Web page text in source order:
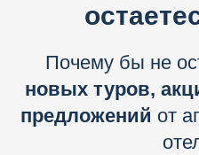
Почему бы не
новых туров,
предложений от